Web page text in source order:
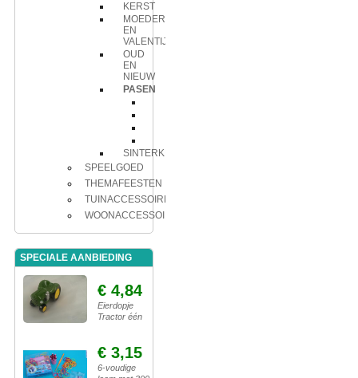
KERST
MOEDERDAG
EN
VALENTIJN
OUD
EN
NIEUW
PASEN
SINTERKLAAS
SPEELGOED
THEMAFEESTEN
TUINACCESSOIRES
WOONACCESSOIRES
SPECIALE AANBIEDING
€ 4,84
Eierdopje
Tractor één
€ 3,15
6-voudige